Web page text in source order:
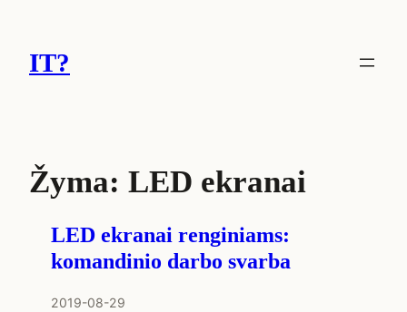
turinioIT?
Žyma: LED ekranai
LED ekranai renginiams:
komandinio darbo svarba
2019-08-29